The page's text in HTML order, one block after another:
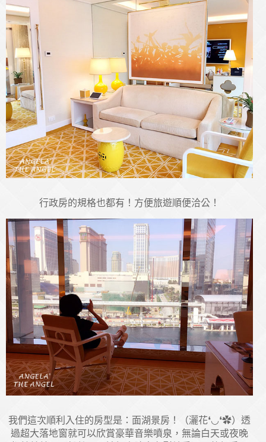
行政房的規格也都有！方便旅遊順便洽公！
我們這次順利入住的房型是：面湖景房！（灑花❛◡❛✿）透
過超大落地窗就可以欣賞豪華音樂噴泉，無論白天或夜晚